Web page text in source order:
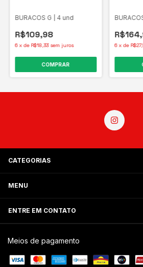
BURACOS G | 4 und
R$109,98
6 x de R$18,33 sem juros
COMPRAR
6 xde
CATEGORIAS
MENU
ENTRE EM CONTATO
Meios de pagamento